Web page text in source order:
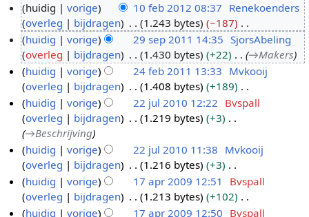
0
e
2
2
huidig vorige 10 feb 2012 08:37 Renekoenders
overleg
bijdragen 1.243 bytes
−187
G
e
e
n
b
e
w
e
r
k
i
n
9
e
0
1
huidig vorige 29 sep 2011 14:35 SjorsAbeling
overleg
bijdragen 1.430 bytes +22 →Makers
4
b
0
huidig vorige 24 feb 2011 13:33 Mvkooij
overleg
bijdragen 1.408 bytes
+189
G
e
e
n
b
e
w
e
huidig vorige 22 jul 2010 12:22 Bvspall
overleg
bijdragen 1.219 bytes
+3
→Beschrijving
huidig
vorige 22 jul 2010 11:38 Mvkooij
overleg
bijdragen 1.216 bytes
+3
G
e
e
huidig vorige 17 apr 2009 12:51
Bvspall
overleg
bijdragen 1.213 bytes
+102
Ghuidig vorige 17 apr 2009 12:50 Bvspall